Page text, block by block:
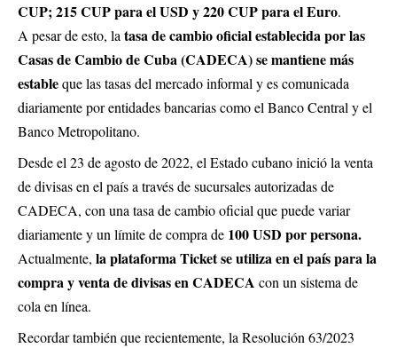
CUP; 215 CUP para el USD y 220 CUP para el Euro.
A pesar de esto, latasa de cambio oficial establecida por las
Casas de Cambio de Cuba (CADECA) se mantiene más
estableque las tasas del mercado informal y es comunicada
diariamente por entidades bancarias como el Banco Central y el
Banco Metropolitano.
Desde el 23 de agosto de 2022, el Estado cubano inició la venta
de divisas en el país a través de sucursales autorizadas de
CADECA, con una tasa de cambio oficial que puede variar
diariamente y un límite de compra de 100 USD por persona.
Actualmente, la plataforma Ticket se utiliza en el país para la
compra y venta de divisas en CADECA con un sistema de
cola en línea.
Recordar también que recientemente, la Resolución 63/2023